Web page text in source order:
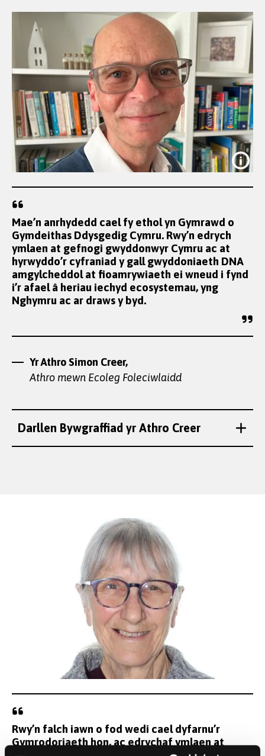
Mae’n anrhydedd cael fy ethol yn Gymrawd o
Gymdeithas Ddysgedig Cymru. Rwy’n edrych
ymlaen at gefnogi gwyddonwyr Cymru ac at
hyrwyddo’r cyfraniad y gall gwyddoniaeth DNA
amgylcheddol at fioamrywiaeth ei wneud i fynd
i’r afael â heriau iechyd ecosystemau, yng
Nghymru ac ar draws y byd.
Yr Athro Simon Creer,
Athro mewn Ecoleg Foleciwlaidd
Darllen Bywgraffiad yr Athro Creer
Rwy’n falch iawn o fod wedi cael dyfarnu’r
Gymrodoriaeth hon, ac edrychaf ymlaen at